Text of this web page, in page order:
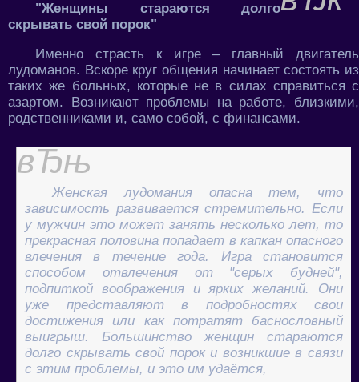
"Женщины стараются долго
скрывать свой порок"
Именно страсть к игре – главный двигатель
лудоманов. Вскоре круг общения начинает состоять из
таких же больных, которые не в силах справиться с
азартом. Возникают проблемы на работе, близкими,
родственниками и, само собой, с финансами.
Женская лудомания опасна тем, что
зависимость развивается стремительно. Если
у мужчин это может занять несколько лет, то
прекрасная половина попадает в капкан опасного
влечения в течение года. Игра становится
способом отвлечения от "серых будней",
подпиткой воображения и ярких желаний. Они
уже представляют в подробностях свои
достижения или как потратят баснословный
выигрыш. Большинство женщин стараются
долго скрывать свой порок и возникшие в связи
с этим проблемы, и это им удаётся,